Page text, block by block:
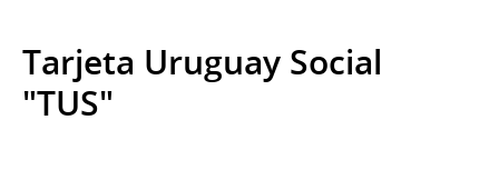
Tarjeta Uruguay Social
"TUS"